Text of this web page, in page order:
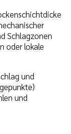
Schlagzonen
oder lokale
und
und